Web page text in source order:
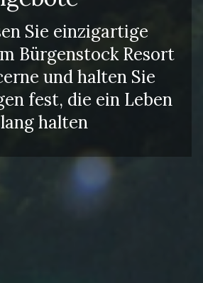
Sie einzigartige
Bürgenstock Resort
und halten Sie
fest, die ein Leben
lang halten